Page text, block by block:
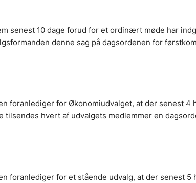
senest 10 dage forud for et ordinært møde har
denne sag på dagsordenen for
foranlediger for Økonomiudvalget, at der senest
tilsendes hvert af udvalgets medlemmer en
foranlediger for et stående udvalg, at der senest